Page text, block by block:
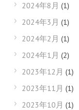
2024年8月 (1)
2024年3月 (1)
2024年2月 (1)
2024年1月 (2)
2023年12月 (1)
2023年11月 (1)
2023年10月 (1)